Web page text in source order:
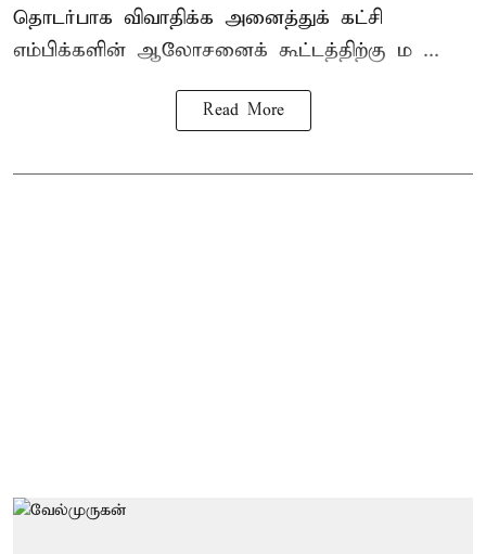
தொடர்பாக விவாதிக்க அனைத்துக் கட்சி
எம்பிக்களின் ஆலோசனைக் கூட்டத்திற்கு ம ...
Read More